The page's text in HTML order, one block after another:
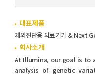
대표제품
체외진단용 의료기기 &
회사소개
At Illumina, our goal is to
analysis of genetic